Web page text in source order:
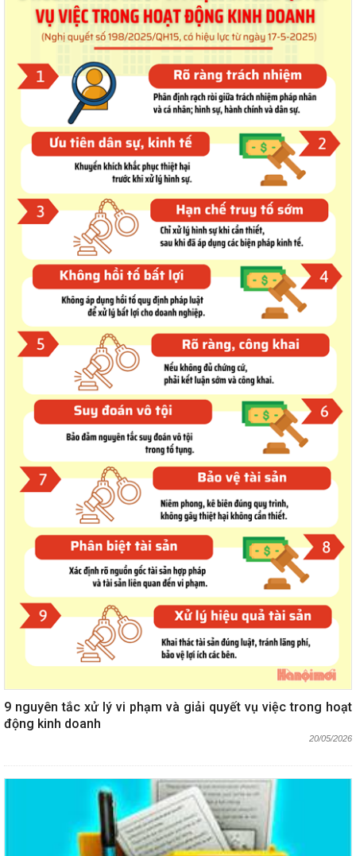
9 nguyên tắc xử lý vi phạm và giải quyết vụ việc trong hoạt
động kinh doanh
20/05/2026